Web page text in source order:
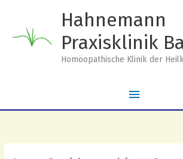
springen
Hahnemann
Praxisklinik
Homöopathische Klinik der